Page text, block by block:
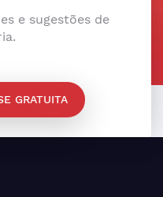
e sugestões de
GRATUITA